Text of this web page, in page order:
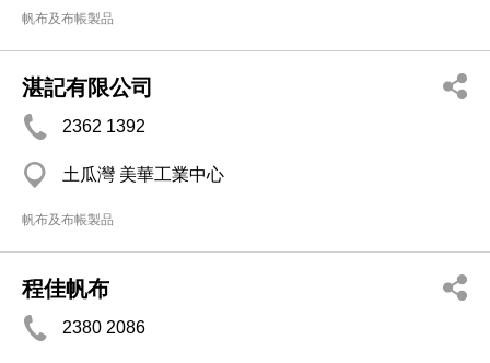
帆布及布帳製品
湛記有限公司
2362 1392
土瓜灣 美華工業中心
帆布及布帳製品
程佳帆布
2380 2086